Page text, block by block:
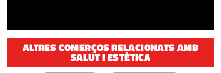
ALTRES COMERÇOS RELACIONATS AMB
SALUT I ESTÈTICA